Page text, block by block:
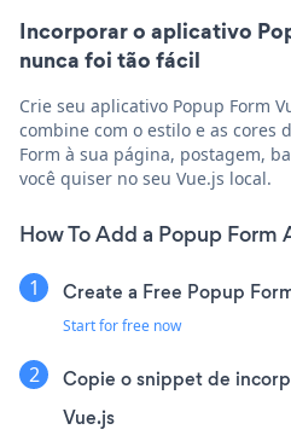
Incorporar o aplicativo
nunca foi tão fácil
Crie seu aplicativo Popup Form
combine com o estilo e as cores
Form à sua página, postagem,
você quiser no seu Vue.js local.
How To Add a Popup Form
Create a Free Popup
Start for free now
Copie o snippet de
Vue.js